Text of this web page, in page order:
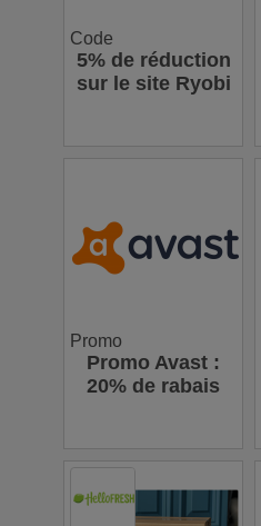
Code
5% de réduction
sur le site Ryobi
Promo
Promo Avast :
20% de rabais